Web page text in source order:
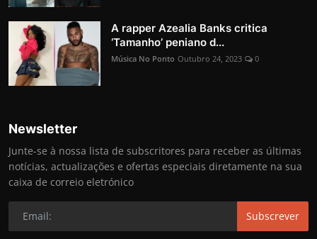
A rapper Azealia Banks critica
‘Tamanho’ peniano d...
Música No Ponto Outubro 24, 2023 0
Newsletter
Junte-se à nossa lista de subscritores para receber as últimas
notícias, actualizações e ofertas especiais diretamente na sua
caixa de correio eletrónico
Subscrever